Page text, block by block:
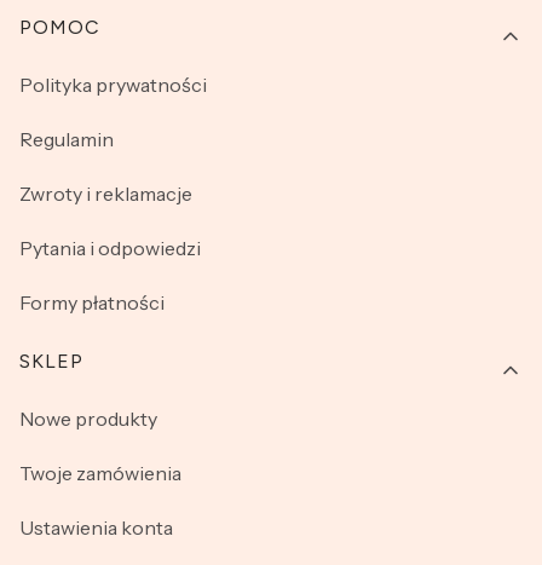
Linki w stopce
POMOC
Polityka prywatności
Regulamin
Zwroty i reklamacje
Pytania i odpowiedzi
Formy płatności
SKLEP
Nowe produkty
Twoje zamówienia
Ustawienia konta